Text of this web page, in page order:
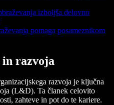
izboljša delovno
pomaga posameznikom
in razvoja
razvoja je ključna
(L&D). Ta članek celovito
zahteve in pot do te kariere.